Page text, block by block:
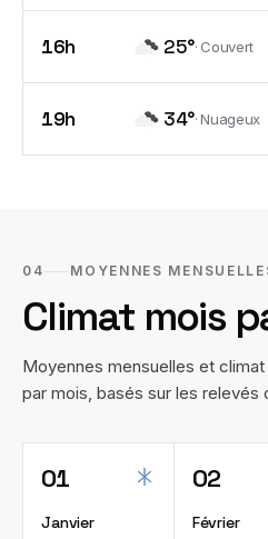
16h 25°· Couvert
19h 34°·Nuageux
04 MOYENNES
Climat mois
Moyennes mensuelles et climat
par mois, basés sur les
01
Janvier
02
Février